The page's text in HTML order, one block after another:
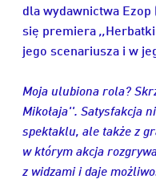
dla wydawnictwa Ezop
się premiera ,,
jego scenariusza i w
Moja ulubiona rola?
Mikołaja''. Satysfakcja
spektaklu, ale także z
w którym akcja
z widzami i daje